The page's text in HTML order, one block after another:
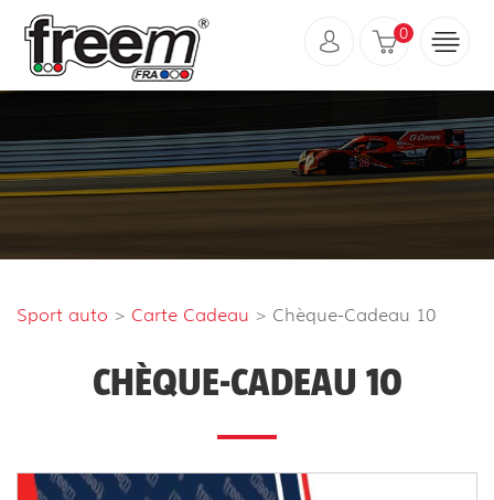
0
Sport auto > Carte Cadeau > Chèque-Cadeau 10
CHÈQUE-CADEAU 10